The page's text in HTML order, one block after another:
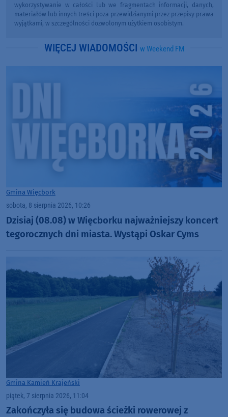
wykorzystywanie w całości lub we fragmentach informacji, danych,
materiałów lub innych treści poza przewidzianymi przez przepisy prawa
wyjątkami, w szczególności dozwolonym użytkiem osobistym.
WIĘCEJ WIADOMOŚCI w Weekend FM
Gmina Więcbork
sobota, 8 sierpnia 2026, 10:26
Dzisiaj (08.08) w Więcborku najważniejszy koncert
tegorocznych dni miasta. Wystąpi Oskar Cyms
Gmina Kamień Krajeński
piątek, 7 sierpnia 2026, 11:04
Zakończyła się budowa ścieżki rowerowej z